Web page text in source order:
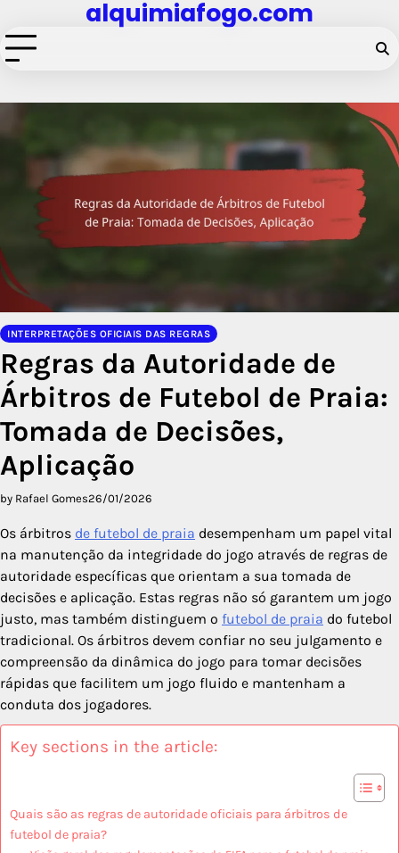
to
content
alquimiafogo.com
INTERPRETAÇÕES OFICIAIS DAS REGRAS
Regras da Autoridade de
Árbitros de Futebol de Praia:
Tomada de Decisões,
Aplicação
by Rafael Gomes26/01/2026
Os árbitros de futebol de praia desempenham um papel vital
na manutenção da integridade do jogo através de regras de
autoridade específicas que orientam a sua tomada de
decisões e aplicação. Estas regras não só garantem um jogo
justo, mas também distinguem o futebol de praia do futebol
tradicional. Os árbitros devem confiar no seu julgamento e
compreensão da dinâmica do jogo para tomar decisões
rápidas que facilitem um jogo fluido e mantenham a
conduta dos jogadores.
Key sections in the article:
Quais são as regras de autoridade oficiais para árbitros de
futebol de praia?